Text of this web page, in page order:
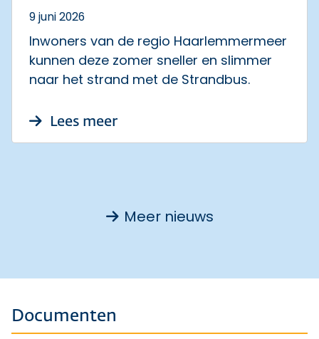
9 juni 2026
Inwoners van de regio Haarlemmermeer
kunnen deze zomer sneller en slimmer
naar het strand met de Strandbus.
Lees meerover Samen slim naar zee
Meer nieuws
Documenten